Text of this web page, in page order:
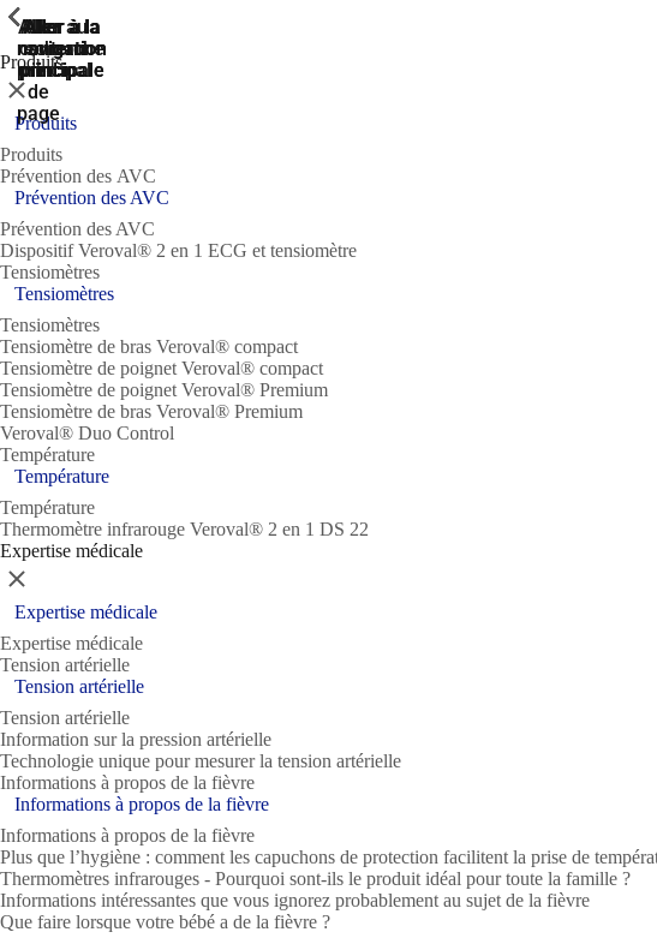
Aller à la
recherche
Aller à la
navigation
principale
Aller à la
navigation
principale
Aller au
contenu
principal
Aller
au
pied
de
page
Produits
ShowPrevious
Fermer
Produits
Produits
Prévention des AVC
ShowPrevious
Prévention des AVC
Prévention des AVC
Dispositif Veroval® 2 en 1 ECG et tensiomètre
Tensiomètres
ShowPrevious
Tensiomètres
Tensiomètres
Tensiomètre de bras Veroval® compact
Tensiomètre de poignet Veroval® compact
Tensiomètre de poignet Veroval® Premium
Tensiomètre de bras Veroval® Premium
Veroval® Duo Control
Température
ShowPrevious
Température
Température
Thermomètre infrarouge Veroval® 2 en 1 DS 22
Expertise médicale
ShowPrevious
Fermer
Expertise médicale
Expertise médicale
Tension artérielle
ShowPrevious
Tension artérielle
Tension artérielle
Information sur la pression artérielle
Technologie unique pour mesurer la tension artérielle
Informations à propos de la fièvre
ShowPrevious
Informations à propos de la fièvre
Informations à propos de la fièvre
Plus que l’hygiène : comment les capuchons de protection facilitent la prise de
Thermomètres infrarouges - Pourquoi sont-ils le produit idéal pour toute la famille ?
Informations intéressantes que vous ignorez probablement au sujet de la fièvre
Que faire lorsque votre bébé a de la fièvre ?